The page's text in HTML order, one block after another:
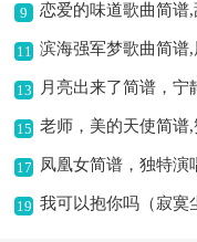
9
11
13
15
17
19